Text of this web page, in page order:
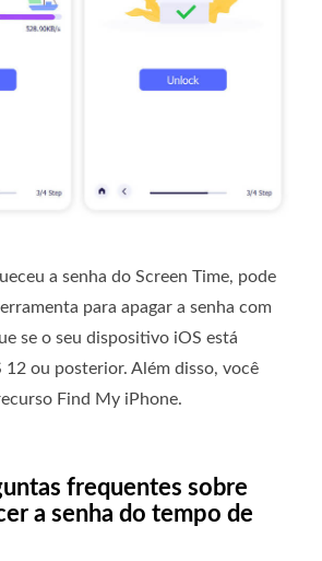
a senha do Screen Time, pode
para apagar a senha com
se o seu dispositivo iOS está
12 ou posterior. Além disso, você
Find My iPhone.
frequentes sobre
a senha do tempo de